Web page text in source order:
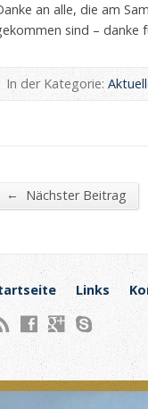
an alle, die am
sind – danke
In der Kategorie:
← Nächster Beitrag
Links